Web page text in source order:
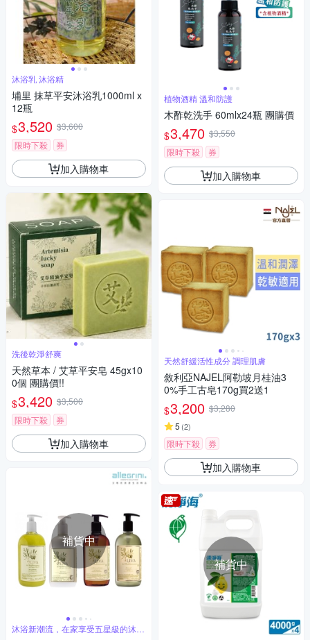
沐浴乳 沐浴精
埔里 抹草平安沐浴乳1000ml x
12瓶
$3,520 $3,600
限時下殺
券
加入購物車
洗後乾淨舒爽
天然草本 / 艾草平安皂 45gx10
0個 團購價!!
$3,420 $3,500
限時下殺
券
加入購物車
補貨中
沐浴新潮流，在家享受五星級的沐浴
呵護體驗
植物酒精 溫和防護
木酢乾洗手 60mlx24瓶 團購價
$3,470 $3,550
限時下殺
券
加入購物車
天然舒緩活性成分 調理肌膚
敘利亞NAJEL阿勒坡月桂油3
0%手工古皂170g買2送1
$3,200 $3,280
5 (2)
限時下殺 券
加入購物車
補貨中